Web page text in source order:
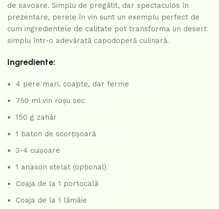
de savoare. Simplu de pregătit, dar spectaculos în
prezentare, perele în vin sunt un exemplu perfect de
cum ingredientele de calitate pot transforma un desert
simplu într-o adevărată capodoperă culinară.
Ingrediente:
4 pere mari, coapte, dar ferme
750 ml vin roșu sec
150 g zahăr
1 baton de scorțișoară
3-4 cuișoare
1 anason stelat (opțional)
Coaja de la 1 portocală
Coaja de la 1 lămâie